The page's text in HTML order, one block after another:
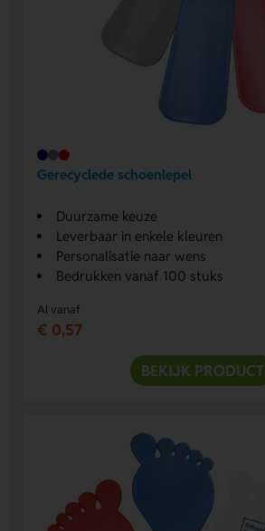
Gerecyclede schoenlepel
Duurzame keuze
Leverbaar in enkele kleuren
Personalisatie naar wens
Bedrukken vanaf 100 stuks
Al vanaf
€ 0,57
BEKIJK PRODUCT